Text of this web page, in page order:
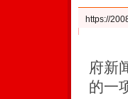
https://
东
府新
的一